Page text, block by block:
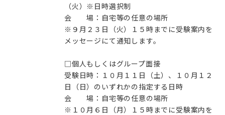
（火）※日時選択制
会 場：自宅等の任意の場所
※９月２３日（火）１５時までに受験案内を
メッセージにて通知します。
□個人もしくはグループ面接
受験日時：１０月１１日（土）、１０月１２
日（日）のいずれかの指定する日時
会 場：自宅等の任意の場所
※１０月６日（月）１５時までに受験案内を